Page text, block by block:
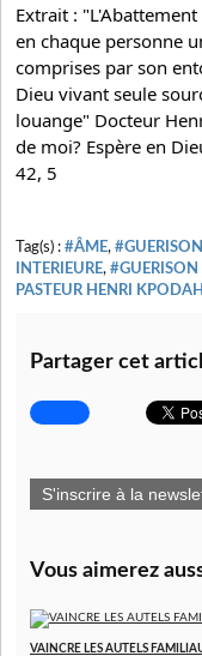
Extrait :
en chaque personne
comprises par son
Dieu vivant seule
louange" Docteur
de moi? Espère en
42, 5
Tag(s) : #ÂME,
INTERIEURE,
PASTEUR HENRI KPODAHI
Partager cet
S'inscrire à la
Vous aimerez
VAINCRE LES AUTELS